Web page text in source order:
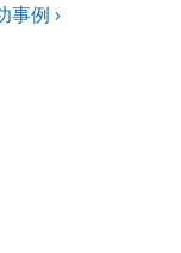
事例 ›